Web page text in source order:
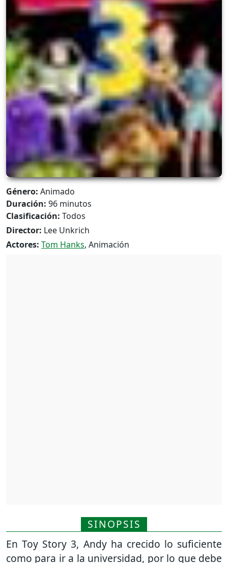
Género: Animado
Duración: 96 minutos
Clasificación: Todos
Director: Lee Unkrich
Actores: Tom Hanks, Animación
SINOPSIS
En Toy Story 3, Andy ha crecido lo suficiente
como para ir a la universidad, por lo que debe